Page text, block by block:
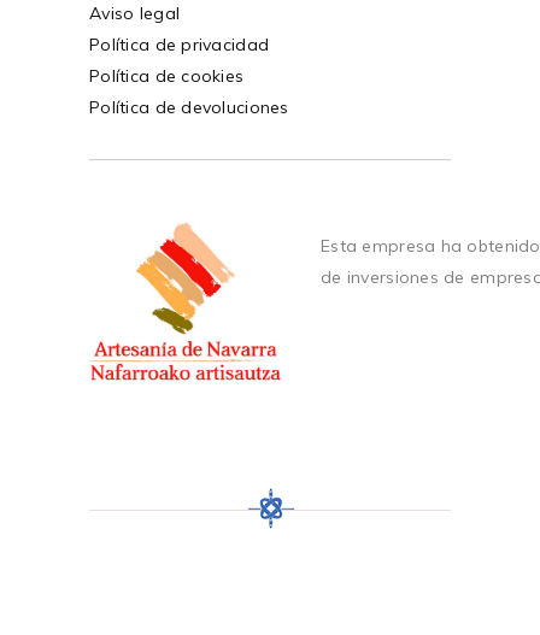
Aviso legal
Política de privacidad
Política de cookies
Política de devoluciones
Esta empresa ha
de inversiones de